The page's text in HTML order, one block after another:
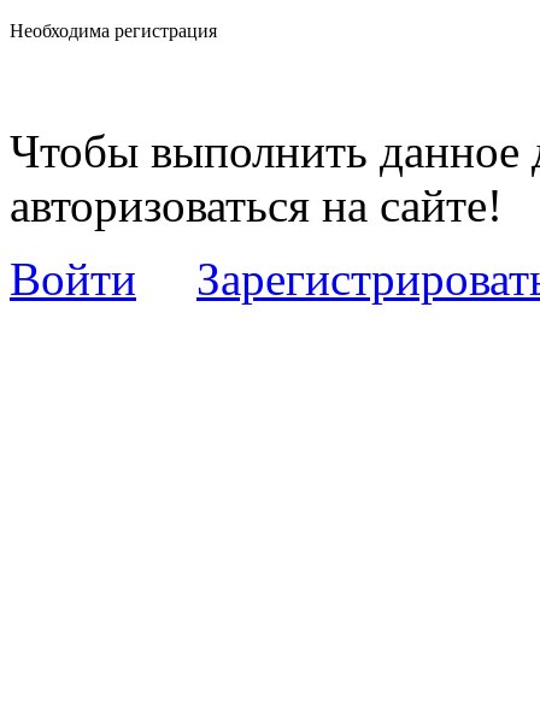
Необходима регистрация
Чтобы выполнить данное
авторизоваться на сайте!
Войти